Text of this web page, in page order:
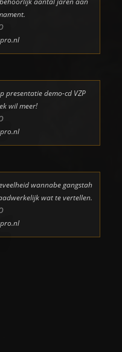
presentatie demo-cd VZP
wil meer!
wannabe gangstah
wat te vertellen.